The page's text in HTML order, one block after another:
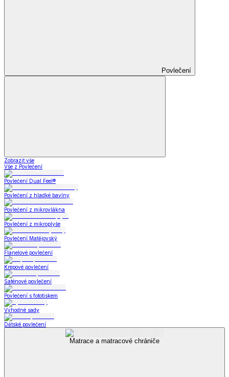
Povlečení
Zobrazit vše
Vše z Povlečení
Povlečení Dual Feel®
Povlečení z hladké bavlny
Povlečení z mikrovlákna
Povlečení z mikroplyše
Povlečení Matějovský
Flanelové povlečení
Krepové povlečení
Saténové povlečení
Povlečení s fototiskem
Výhodné sady
Dětské povlečení
Matrace a matracové chrániče